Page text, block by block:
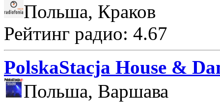
Польша, Краков
Рейтинг радио: 4.67
PolskaStacja House &
Польша, Варшава